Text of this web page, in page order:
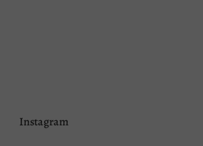
Instagram